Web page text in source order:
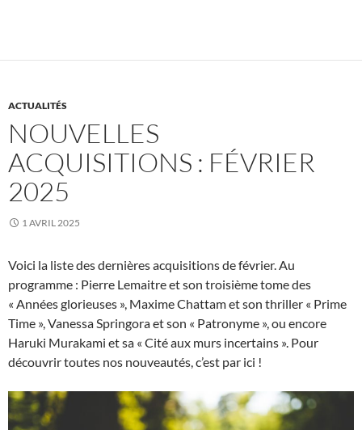
ACTUALITÉS
NOUVELLES
ACQUISITIONS : FÉVRIER
2025
1 AVRIL 2025
Voici la liste des dernières acquisitions de février. Au
programme : Pierre Lemaitre et son troisième tome des
« Années glorieuses », Maxime Chattam et son thriller « Prime
Time », Vanessa Springora et son « Patronyme », ou encore
Haruki Murakami et sa « Cité aux murs incertains ». Pour
découvrir toutes nos nouveautés, c’est par ici !